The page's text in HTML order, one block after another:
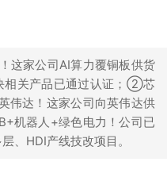
家公司AI算力覆铜板供货
相关产品已通过认证；②芯
伟达！这家公司向英伟达供
机器人+绿色电力！公司已
、HDI产线技改项目。